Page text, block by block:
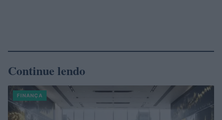
Continue lendo
FINANÇA